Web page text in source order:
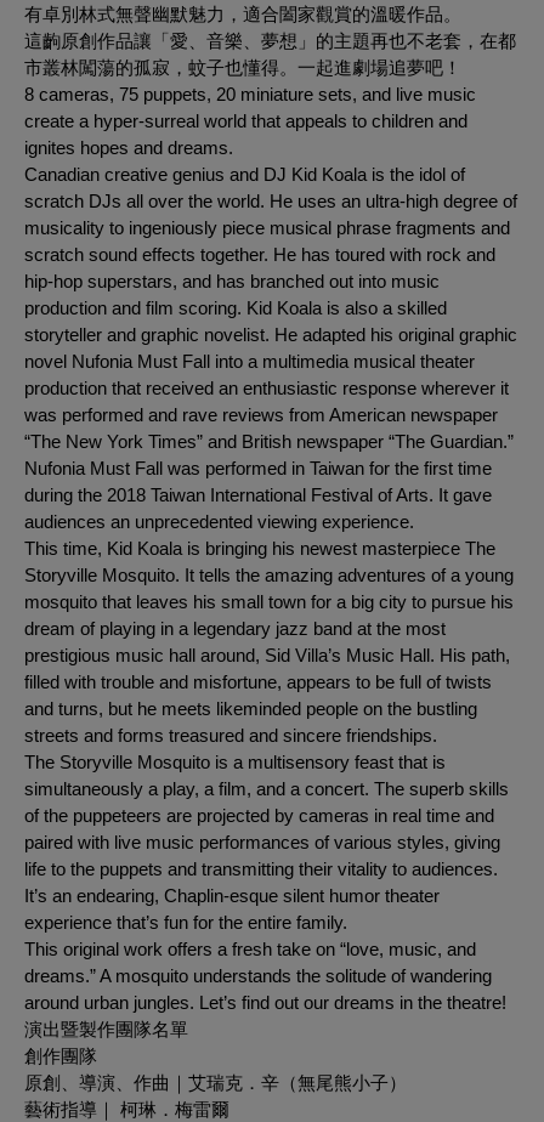
有卓別林式無聲幽默魅力，適合闔家觀賞的溫暖作品。
這齣原創作品讓「愛、音樂、夢想」的主題再也不老套，在都
市叢林闖蕩的孤寂，蚊子也懂得。一起進劇場追夢吧！
8 cameras, 75 puppets, 20 miniature sets, and live music
create a hyper-surreal world that appeals to children and
ignites hopes and dreams.
Canadian creative genius and DJ Kid Koala is the idol of
scratch DJs all over the world. He uses an ultra-high degree of
musicality to ingeniously piece musical phrase fragments and
scratch sound effects together. He has toured with rock and
hip-hop superstars, and has branched out into music
production and film scoring. Kid Koala is also a skilled
storyteller and graphic novelist. He adapted his original graphic
novel Nufonia Must Fall into a multimedia musical theater
production that received an enthusiastic response wherever it
was performed and rave reviews from American newspaper
“The New York Times” and British newspaper “The Guardian.”
Nufonia Must Fall was performed in Taiwan for the first time
during the 2018 Taiwan International Festival of Arts. It gave
audiences an unprecedented viewing experience.
This time, Kid Koala is bringing his newest masterpiece The
Storyville Mosquito. It tells the amazing adventures of a young
mosquito that leaves his small town for a big city to pursue his
dream of playing in a legendary jazz band at the most
prestigious music hall around, Sid Villa’s Music Hall. His path,
filled with trouble and misfortune, appears to be full of twists
and turns, but he meets likeminded people on the bustling
streets and forms treasured and sincere friendships.
The Storyville Mosquito is a multisensory feast that is
simultaneously a play, a film, and a concert. The superb skills
of the puppeteers are projected by cameras in real time and
paired with live music performances of various styles, giving
life to the puppets and transmitting their vitality to audiences.
It’s an endearing, Chaplin-esque silent humor theater
experience that’s fun for the entire family.
This original work offers a fresh take on “love, music, and
dreams.” A mosquito understands the solitude of wandering
around urban jungles. Let’s find out our dreams in the theatre!
演出暨製作團隊名單
創作團隊
原創、導演、作曲｜艾瑞克．辛（無尾熊小子）
藝術指導｜ 柯琳．梅雷爾